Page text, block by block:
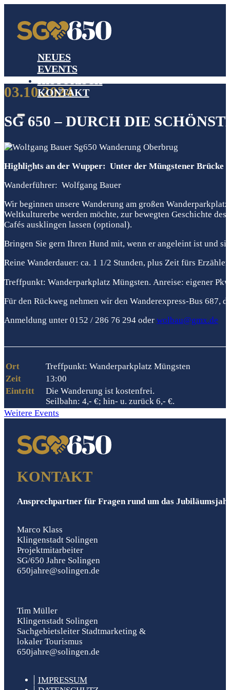
NEUES
EVENTS
KONTAKT
03.10.2024
SG 650 – DURCH DIE
Highlights an der Wupper: Unter der Müngstener Brücke
Wanderführer: Wolfgang Bauer
Wir beginnen unsere Wanderung am großen
Weltkulturerbe werden möchte, zur bewegten Geschichte
Cafés ausklingen lassen (optional).
Bringen Sie gern Ihren Hund mit, wenn er angeleint ist und
Reine Wanderdauer: ca. 1 1/2 Stunden, plus Zeit fürs
Treffpunkt: Wanderparkplatz Müngsten. Anreise: eigener
Für den Rückweg nehmen wir den Wanderexpress-Bus 687,
Anmeldung unter 0152 / 286 76 294 oder wolbau@gmx.de
Ort
Treffpunkt: Wanderparkplatz Müngsten
Zeit
13:00
Eintritt
Die Wanderung ist kostenfrei.
Seilbahn: 4,- €; hin- u. zurück 6,- €.
Weitere Events
KONTAKT
Ansprechpartner für Fragen rund um das
Marco Klass
Klingenstadt Solingen
Projektmitarbeiter
SG/650 Jahre Solingen
650jahre@solingen.de
Tim Müller
Klingenstadt Solingen
Sachgebietsleiter Stadtmarketing &
lokaler Tourismus
650jahre@solingen.de
IM­PRESSUM